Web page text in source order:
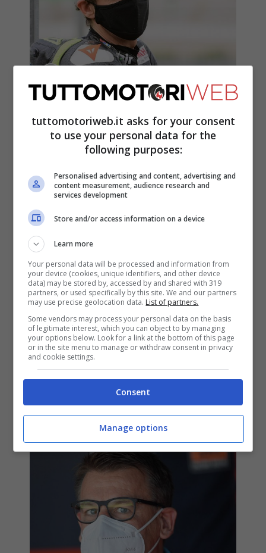
“Valentino Rossi, così è triste”: il
rammarico di Fausto Gresini
20 Dicembre 2020
Valentino Rossi stellare: meglio
di tutti i piloti MotoGP 2021
messi insieme
20 Dicembre 2020
tuttomotoriweb.it asks for your consent
to use your personal data for the
following purposes:
Personalised advertising and content, advertising and
content measurement, audience research and
services development
Store and/or access information on a device
Learn more
Your personal data will be processed and information from
your device (cookies, unique identifiers, and other device
data) may be stored by, accessed by and shared with 319
partners, or used specifically by this site. We and our partners
may use precise geolocation data. List of partners.
Some vendors may process your personal data on the basis
of legitimate interest, which you can object to by managing
your options below. Look for a link at the bottom of this page
or in the site menu to manage or withdraw consent in privacy
and cookie settings.
Consent
Manage options